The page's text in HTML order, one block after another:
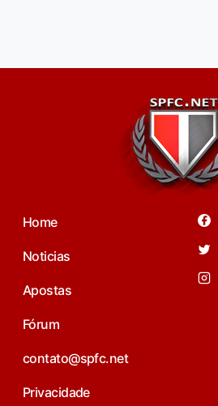
Home
Noticias
Apostas
Fórum
contato@spfc.net
Privacidade